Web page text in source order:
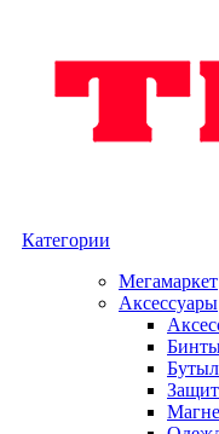
Категории
Мегамаркет
Аксессуары